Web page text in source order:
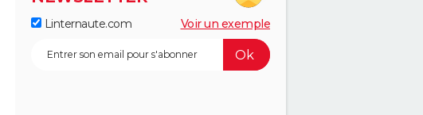
Linternaute.com Voir un exemple